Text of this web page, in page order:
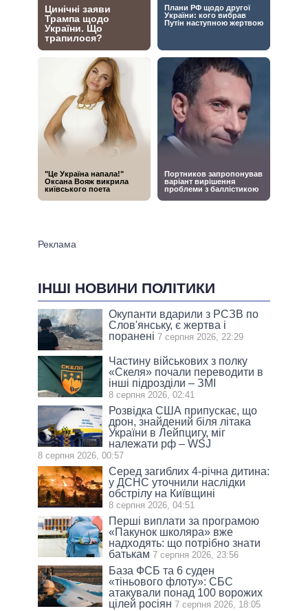
ІНШІ НОВИНИ ПОЛІТИКИ
Окупанти вдарили з РСЗВ по
Слов'янську, є жертва і
поранені 7 серпня 2026, 22:29
Частину військових з полку
«Скеля» почали переводити в
інші підрозділи – ЗМІ
8 серпня 2026, 02:41
Розвідка США припускає, що
дрон, знайдений біля літака
України в Лейпцигу, міг
належати рф – WSJ
8 серпня 2026, 00:57
Серед загиблих 4-річна дитина:
у ДСНС уточнили наслідки
обстрілу на Київщині
8 серпня 2026, 04:51
Перші виплати за програмою
«Пакунок школяра» вже
надходять: що потрібно знати
батькам 7 серпня 2026, 23:56
База ФСБ та 6 суден
«тіньового флоту»: СБС
атакували понад 100 ворожих
цілей росіян 7 серпня 2026, 18:05